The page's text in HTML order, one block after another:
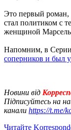
Это первый роман,
стал политиком с
женщиной Марсель
Напомним, в
соперников и был
Новини від
Підписуйтесь на
канали https://t.me/
Читайте